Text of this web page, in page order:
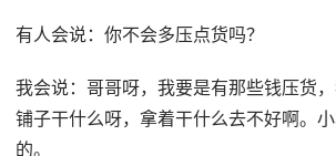
有人会说：你不会多压点货吗？
我会说：哥哥呀，我要是有那些钱压货
铺子干什么呀，拿着干什么去不好啊。
的。